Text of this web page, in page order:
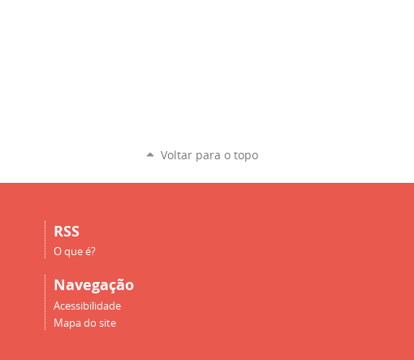
Voltar para o topo
RSS
O que é?
Navegação
Acessibilidade
Mapa do site